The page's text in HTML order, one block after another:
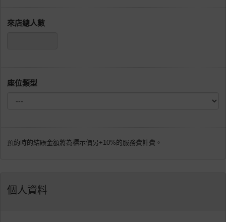
來店總人數
座位類型
預約時的結賬金額將為標示價另+10%的服務費計費。
個人資料